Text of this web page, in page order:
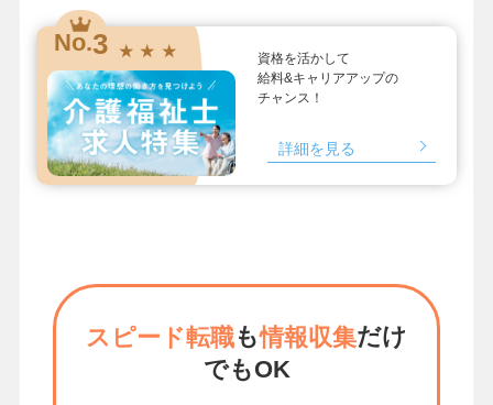
No.3 ★ ★ ★
資格を活かして
給料&キャリアアップの
チャンス！
詳細を見る
スピード転職も情報収集だけ
でもOK